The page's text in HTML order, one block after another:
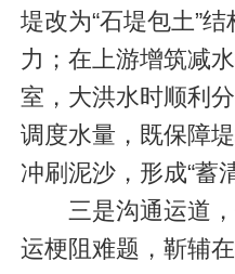
堤改为“石堤包土”
力；在上游增筑减
室，大洪水时顺利
调度水量，既保障
冲刷泥沙，形成“蓄
三是沟通运道，
运梗阻难题，靳辅